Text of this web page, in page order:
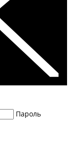
Пароль